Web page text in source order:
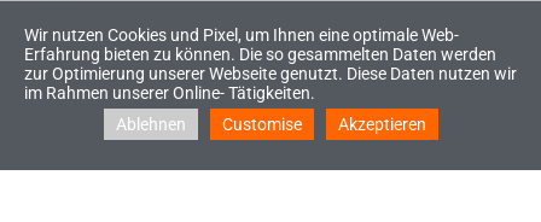
AGB
Widerrufsrecht
Liefer- u. Zahlungsbedingungen
Datenschutzerklärung
Wir nutzen Cookies und Pixel, um Ihnen eine optimale Web-
Erfahrung bieten zu können. Die so gesammelten Daten werden
zur Optimierung unserer Webseite genutzt. Diese Daten nutzen wir
im Rahmen unserer Online- Tätigkeiten.
Ablehnen
Customise Akzeptieren